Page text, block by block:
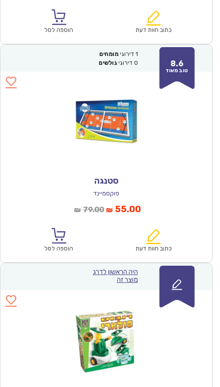
₪50.00.
הוא:
כתוב חוות דעת הוספה לסל
8.6
טוב מאוד
1 דירוגי מומחים
0 דירוגי גולשים
סטנגה
פוקסמיינד
₪ 79.00המחיר
₪79.00.
₪ 55.00המחיר
הוא:
כתוב חוות דעת הוספה לסל
היה הראשון לדרג
מוצר זה